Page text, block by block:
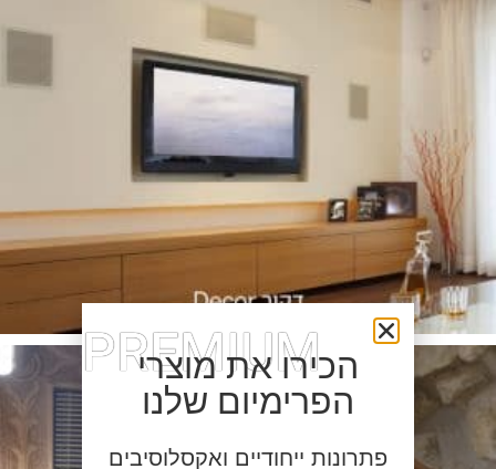
PREMIUM
הכירו את מוצרי
הפרימיום שלנו
פתרונות ייחודיים ואקסלוסיבים